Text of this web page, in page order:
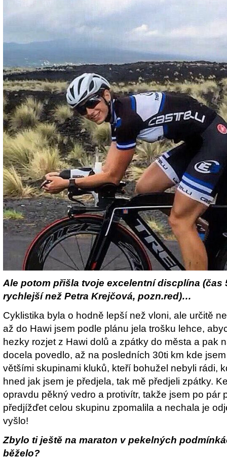
Ale potom přišla tvoje excelentní discplína (čas
rychlejší než Petra Krejčová, pozn.red)…
Cyklistika byla o hodně lepší než vloni, ale určitě
až do Hawi jsem podle plánu jela trošku lehce,
hezky rozjet z Hawi dolů a zpátky do města a pak
docela povedlo, až na posledních 30ti km kde
většími skupinami kluků, kteří bohužel nebyli rádi,
hned jak jsem je předjela, tak mě předjeli zpátky.
opravdu pěkný vedro a protivítr, takže jsem po pár
předjížďet celou skupinu zpomalila a nechala je
vyšlo!
Zbylo ti ještě na maraton v pekelných
běželo?